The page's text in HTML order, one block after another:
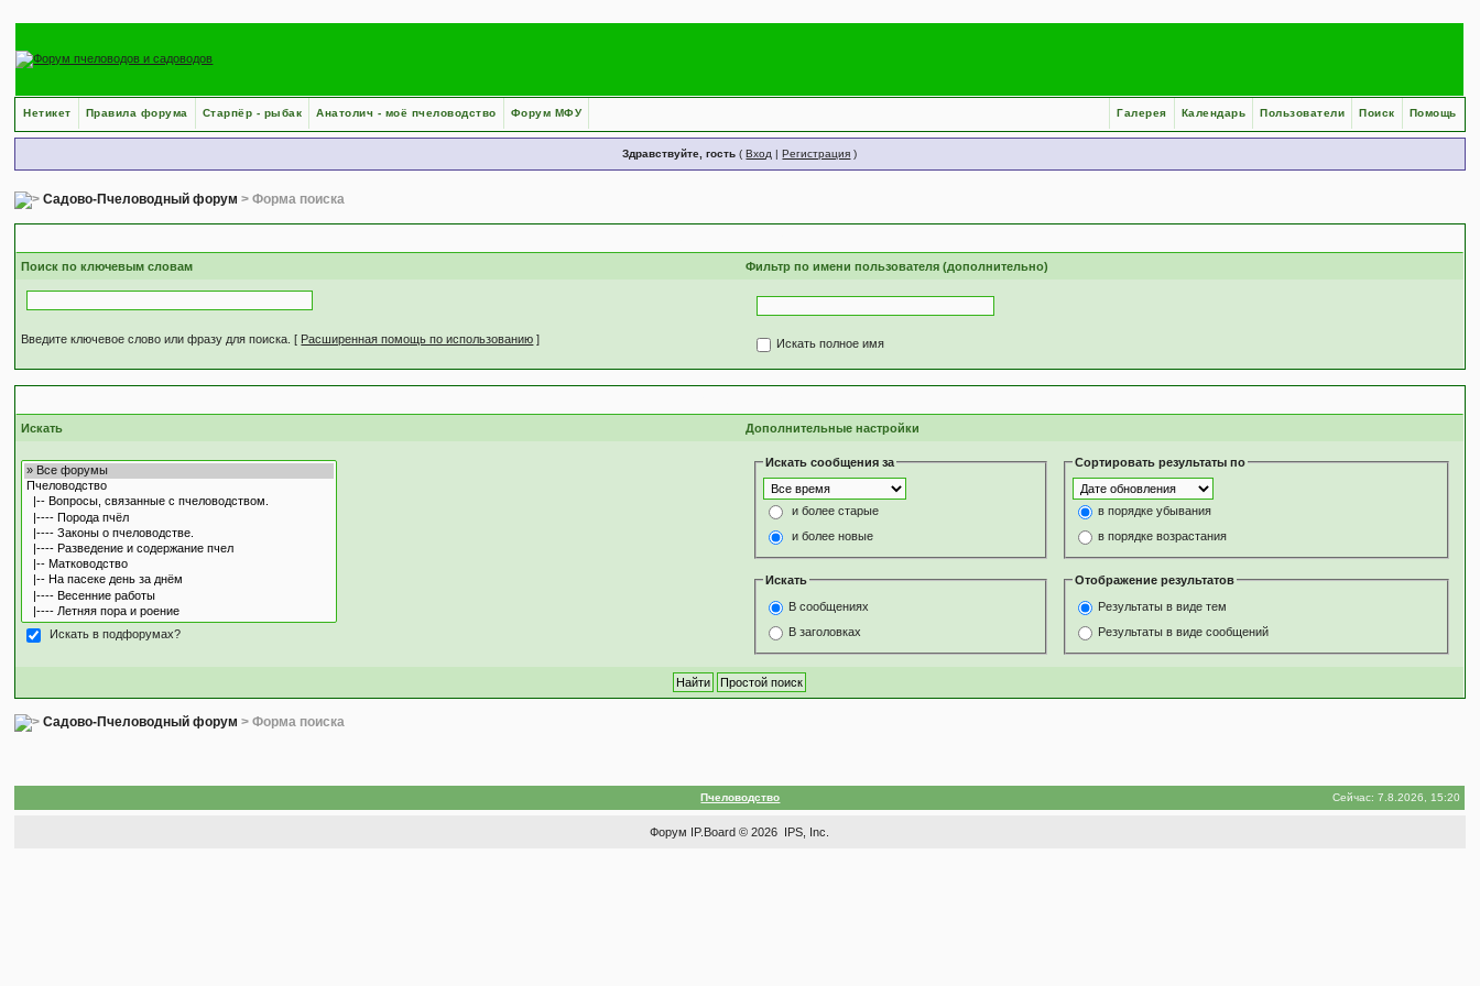
Нетикет Правила форума Старпёр - рыбак Анатолич - моё пчеловодство Форум МФУ Помощь
Поиск
Пользователи
Календарь
Галерея
Здравствуйте, гость (Вход |Регистрация )
Садово-Пчеловодный форум > Форма поиска
Поиск по ключевым словам Фильтр по имени пользователя (дополнительно)
Введите ключевое слово или фразу для поиска. [ Расширенная помощь по использованию ] Искать полное имя
Искать Дополнительные настройки
Искать в подфорумах?
Искать сообщения за
и более старые
и более новые
Сортировать результаты по
в порядке убывания
в порядке возрастания
Искать
В сообщениях
В заголовках
Отображение результатов
Результаты в виде тем
Результаты в виде сообщений
Садово-Пчеловодный форум > Форма поиска
Пчеловодство Сейчас: 7.8.2026, 15:20
Форум IP.Board © 2026 IPS, Inc